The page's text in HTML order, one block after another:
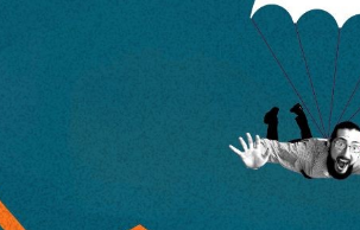
Coca-Cola
Ver todos